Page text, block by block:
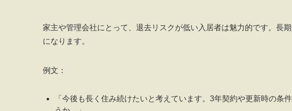
家主や管理会社にとって、退去リスクが低い入居者は魅力的です。長
になります。
例文：
「今後も長く住み続けたいと考えています。3年契約や更新時の条